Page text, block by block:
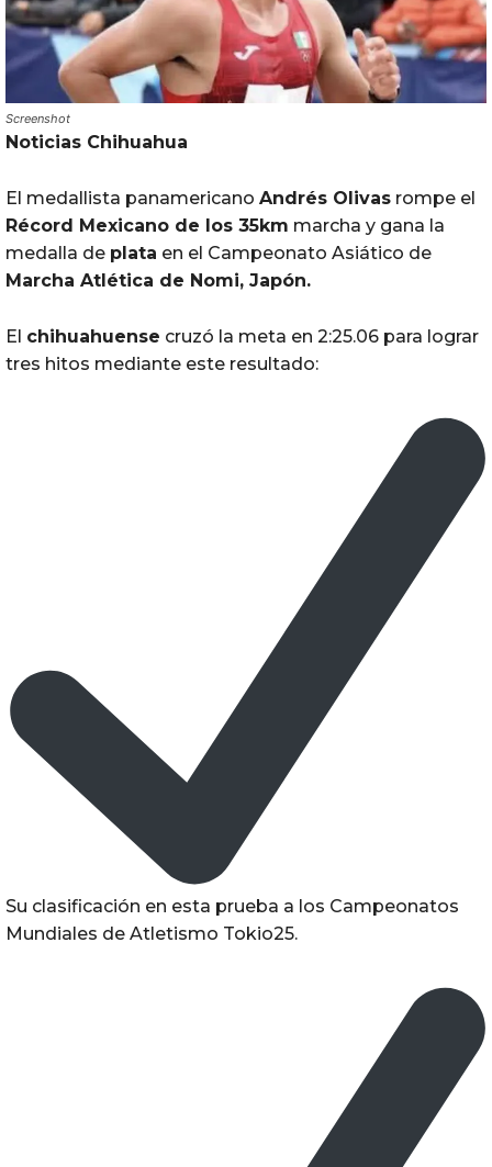
Screenshot
Noticias Chihuahua
El medallista panamericano Andrés Olivas rompe el
Récord Mexicano de los 35km marcha y gana la
medalla de plata en el Campeonato Asiático de
Marcha Atlética de Nomi, Japón.
El chihuahuense cruzó la meta en 2:25.06 para lograr
tres hitos mediante este resultado:
Su clasificación en esta prueba a los Campeonatos
Mundiales de Atletismo Tokio25.